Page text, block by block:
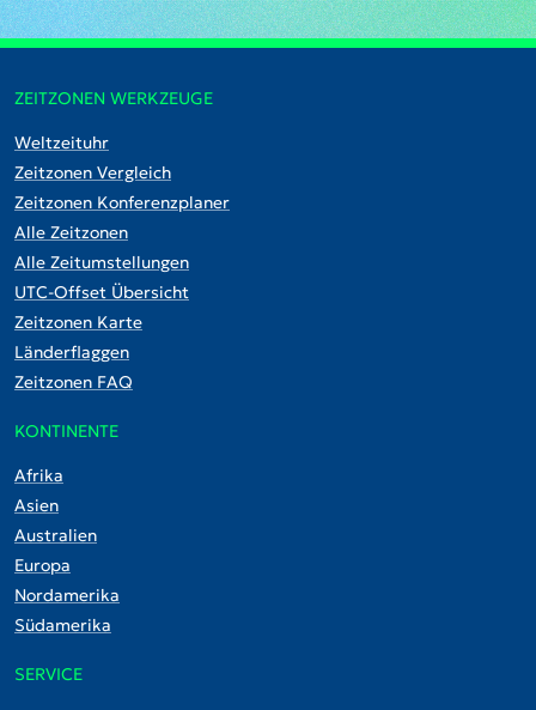
ZEITZONEN WERKZEUGE
Weltzeituhr
Zeitzonen Vergleich
Zeitzonen Konferenzplaner
Alle Zeitzonen
Alle Zeitumstellungen
UTC-Offset Übersicht
Zeitzonen Karte
Länderflaggen
Zeitzonen FAQ
KONTINENTE
Afrika
Asien
Australien
Europa
Nordamerika
Südamerika
SERVICE